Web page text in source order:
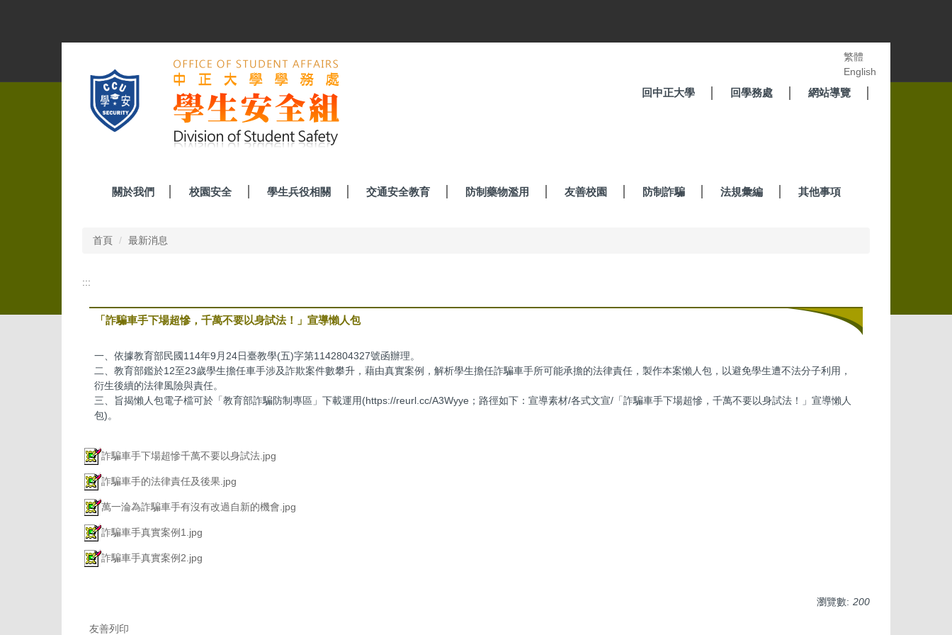
容
回中正大學 回學務處 網站導覽
關於我們 校園安全 學生兵役相關 交通安全教育 防制藥物濫用 友善校園 防制詐騙 法規彙編 其他事項
繁體
English
首頁 最新消息
:::
「詐騙車手下場超慘，千萬不要以身試法！」宣導懶人包
一、依據教育部民國114年9月24日臺教學(五)字第1142804327號函辦理。
二、教育部鑑於12至23歲學生擔任車手涉及詐欺案件數攀升，藉由真實案例，解析學生擔任詐騙車手所可能承擔的法律責任，製作本案懶人包，以避免學生遭不法分子利用，
衍生後續的法律風險與責任。
三、旨揭懶人包電子檔可於「教育部詐騙防制專區」下載運用(https://reurl.cc/A3Wyye；路徑如下：宣導素材/各式文宣/「詐騙車手下場超慘，千萬不要以身試法！」宣導懶人
包)。
詐騙車手下場超慘千萬不要以身試法.jpg
詐騙車手的法律責任及後果.jpg
萬一淪為詐騙車手有沒有改過自新的機會.jpg
詐騙車手真實案例1.jpg
詐騙車手真實案例2.jpg
瀏覽數: 200
友善列印